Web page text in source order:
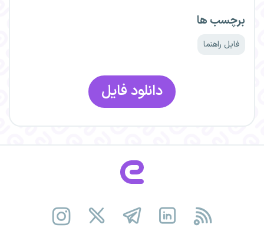
برچسب ها
فایل راهنما